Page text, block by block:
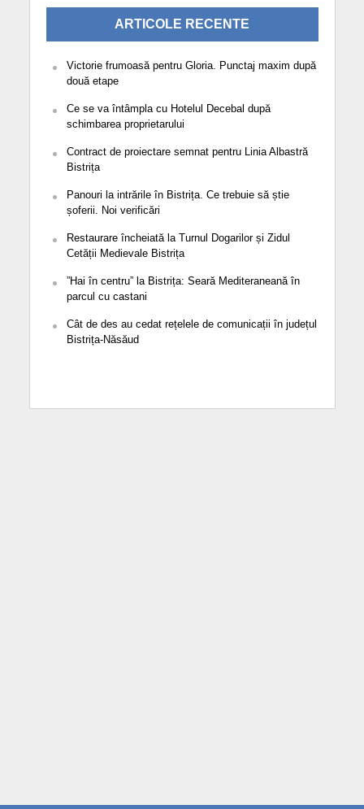
ARTICOLE RECENTE
Victorie frumoasă pentru Gloria. Punctaj maxim după
două etape
Ce se va întâmpla cu Hotelul Decebal după
schimbarea proprietarului
Contract de proiectare semnat pentru Linia Albastră
Bistrița
Panouri la intrările în Bistrița. Ce trebuie să știe
șoferii. Noi verificări
Restaurare încheiată la Turnul Dogarilor și Zidul
Cetății Medievale Bistrița
”Hai în centru” la Bistrița: Seară Mediteraneană în
parcul cu castani
Cât de des au cedat rețelele de comunicații în județul
Bistrița-Năsăud